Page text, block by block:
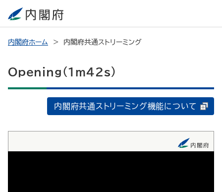
内閣府ホーム 内閣府共通ストリーミング
Opening（1m42s）
内閣府共通ストリーミング機能について